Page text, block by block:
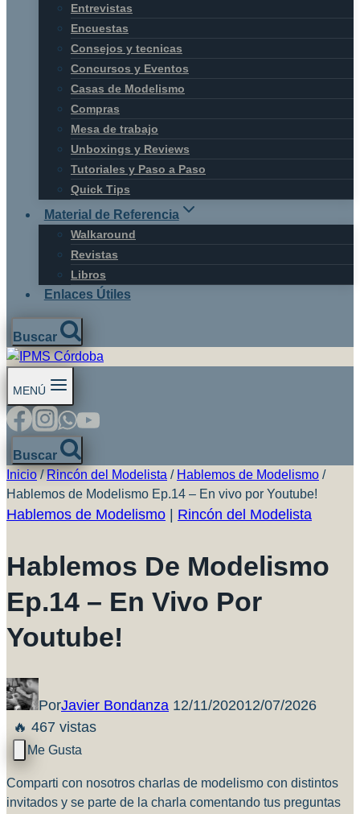
Entrevistas
Encuestas
Consejos y tecnicas
Concursos y Eventos
Casas de Modelismo
Compras
Mesa de trabajo
Unboxings y Reviews
Tutoriales y Paso a Paso
Quick Tips
Material de Referencia
Walkaround
Revistas
Libros
Enlaces Útiles
Buscar
MENÚ
Buscar
Inicio / Rincón del Modelista / Hablemos de Modelismo /
Hablemos de Modelismo Ep.14 – En vivo por Youtube!
Hablemos de Modelismo Rincón del Modelista
Hablemos De Modelismo
Ep.14 – En Vivo Por
Youtube!
PorJavier Bondanza 12/11/202012/07/2026
🔥 467 vistas
Comparti con nosotros charlas de modelismo con distintos
invitados y se parte de la charla comentando tus preguntas